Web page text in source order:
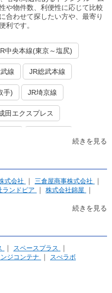
や物件数、利便性に応じて比較
合わせて探したい方や、最寄り
利です。
中央本線(東京～塩尻)
線 JR総武本線
手) JR埼京線
田エクスプレス
西武新宿線 京成本線
成田スカイアクセス 京王線
東急大井町線
東急世田谷線 京急本線
続きを見る
式会社
三倉屋商事株式会社
ランドピア
株式会社錦屋
レージ・バイクストレージ
会社マリンボックス
ズ
押入れ産業株式会社
ィニット
扶桑建設 株式会社
式会社
株式会社 三京
リング
続きを見る
スペースプラス
ジコンテナ スぺラボ